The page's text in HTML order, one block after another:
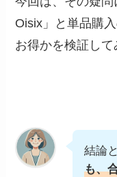
Oisix」と単品購
お得かを検証して
結論
も、